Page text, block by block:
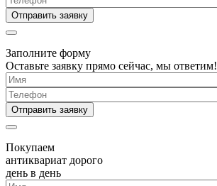
Заполните форму
Оставьте заявку прямо сейчас, мы ответим!
Покупаем
антиквариат дорого
день в день